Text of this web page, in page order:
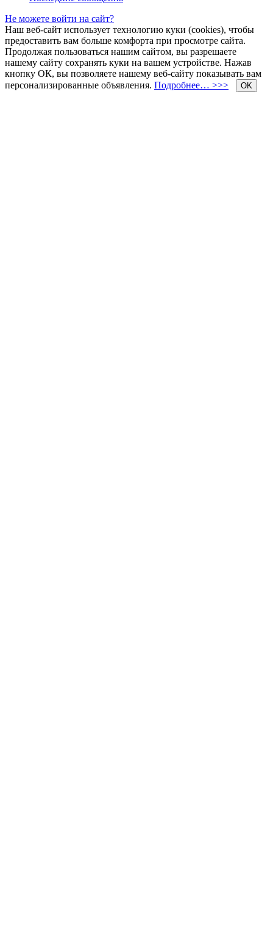
Не можете войти на сайт?
Наш веб-сайт использует технологию куки (cookies), чтобы
предоставить вам больше комфорта при просмотре сайта.
Продолжая пользоваться нашим сайтом, вы разрешаете
нашему сайту сохранять куки на вашем устройстве. Нажав
кнопку ОК, вы позволяете нашему веб-сайту показывать вам
персонализированные объявления. Подробнее… >>> OK